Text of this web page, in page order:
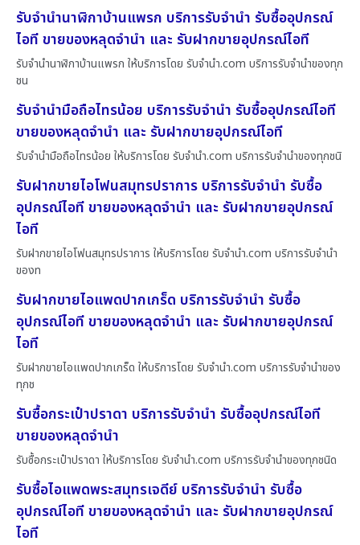
รับจำนำนาฬิกาบ้านแพรก บริการรับจำนำ รับซื้ออุปกรณ์
ไอที ขายของหลุดจำนำ และ รับฝากขายอุปกรณ์ไอที
รับจำนำนาฬิกาบ้านแพรก ให้บริการโดย รับจํานํา.com บริการรับจำนำของทุก
ชน
รับจำนำมือถือไทรน้อย บริการรับจำนำ รับซื้ออุปกรณ์ไอที
ขายของหลุดจำนำ และ รับฝากขายอุปกรณ์ไอที
รับจำนำมือถือไทรน้อย ให้บริการโดย รับจํานํา.com บริการรับจำนำของทุกชนิ
รับฝากขายไอโฟนสมุทรปราการ บริการรับจำนำ รับซื้อ
อุปกรณ์ไอที ขายของหลุดจำนำ และ รับฝากขายอุปกรณ์
ไอที
รับฝากขายไอโฟนสมุทรปราการ ให้บริการโดย รับจํานํา.com บริการรับจำนำ
ของท
รับฝากขายไอแพดปากเกร็ด บริการรับจำนำ รับซื้อ
อุปกรณ์ไอที ขายของหลุดจำนำ และ รับฝากขายอุปกรณ์
ไอที
รับฝากขายไอแพดปากเกร็ด ให้บริการโดย รับจํานํา.com บริการรับจำนำของ
ทุกช
รับซื้อกระเป๋าปราดา บริการรับจำนำ รับซื้ออุปกรณ์ไอที
ขายของหลุดจำนำ
รับซื้อกระเป๋าปราดา ให้บริการโดย รับจํานํา.com บริการรับจำนำของทุกชนิด
รับซื้อไอแพดพระสมุทรเจดีย์ บริการรับจำนำ รับซื้อ
อุปกรณ์ไอที ขายของหลุดจำนำ และ รับฝากขายอุปกรณ์
ไอที